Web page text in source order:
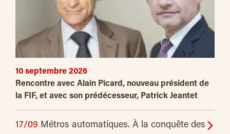
10 septembre 2026
Rencontre avec Alain Picard, nouveau président de
la FIF, et avec son prédécesseur, Patrick Jeantet
17/09 Métros automatiques. À la conquête des